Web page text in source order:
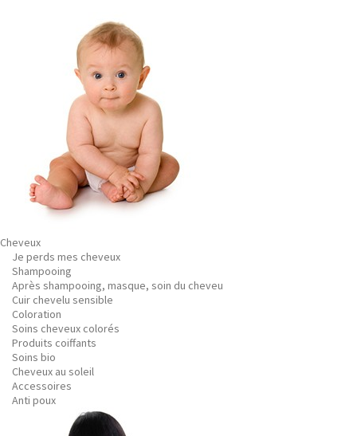
Cheveux
Je perds mes cheveux
Shampooing
Après shampooing, masque, soin du cheveu
Cuir chevelu sensible
Coloration
Soins cheveux colorés
Produits coiffants
Soins bio
Cheveux au soleil
Accessoires
Anti poux